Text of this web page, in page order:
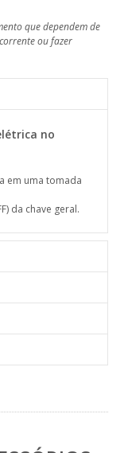
que dependem de
ou fazer
no
em uma tomada
da chave geral.